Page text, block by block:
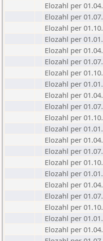
Elozahl per
Elozahl per
Elozahl per
Elozahl per
Elozahl per
Elozahl per
Elozahl per
Elozahl per
Elozahl per
Elozahl per
Elozahl per
Elozahl per
Elozahl per
Elozahl per
Elozahl per
Elozahl per
Elozahl per
Elozahl per
Elozahl per
Elozahl per
Elozahl per